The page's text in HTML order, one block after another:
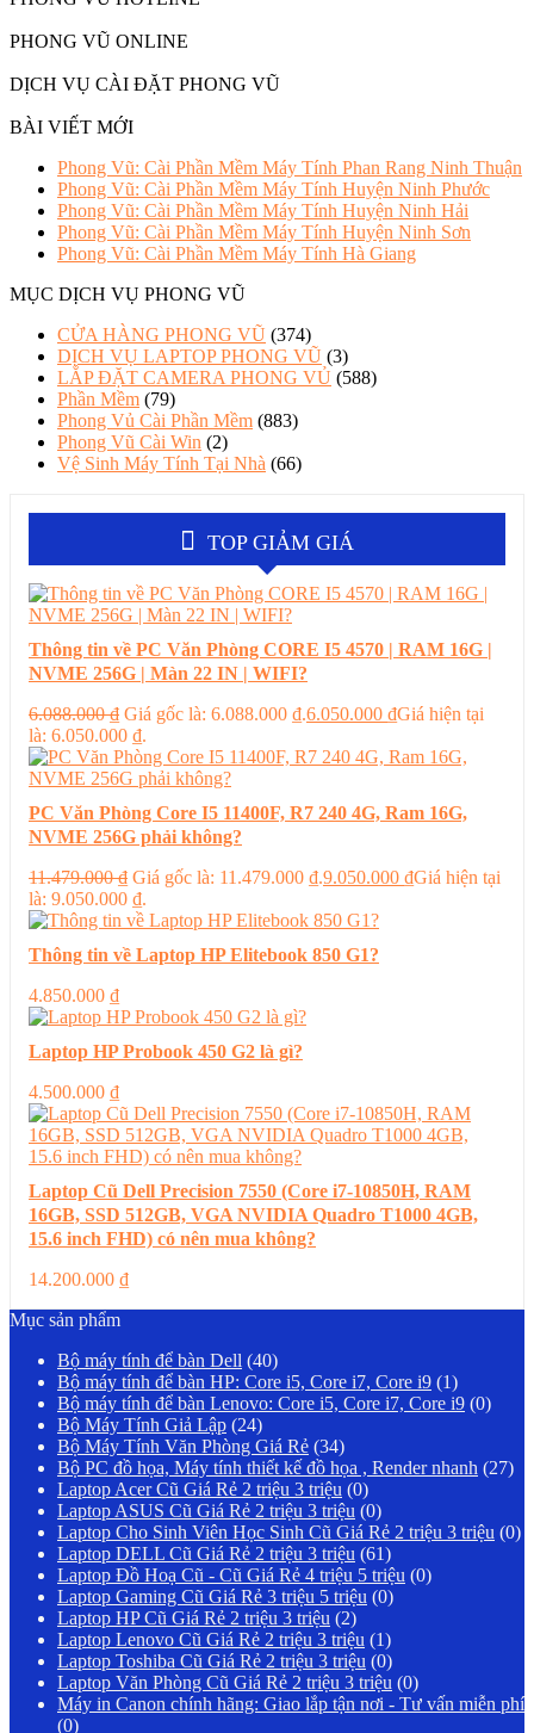
PHONG VŨ ONLINE
DỊCH VỤ CÀI ĐẶT PHONG VŨ
BÀI VIẾT MỚI
Phong Vũ: Cài Phần Mềm Máy Tính Phan Rang Ninh Thuận
Phong Vũ: Cài Phần Mềm Máy Tính Huyện Ninh Phước
Phong Vũ: Cài Phần Mềm Máy Tính Huyện Ninh Hải
Phong Vũ: Cài Phần Mềm Máy Tính Huyện Ninh Sơn
Phong Vũ: Cài Phần Mềm Máy Tính Hà Giang
MỤC DỊCH VỤ PHONG VŨ
CỬA HÀNG PHONG VŨ (374)
DỊCH VỤ LAPTOP PHONG VŨ (3)
LẮP ĐẶT CAMERA PHONG VỦ (588)
Phần Mềm (79)
Phong Vủ Cài Phần Mềm (883)
Phong Vũ Cài Win (2)
Vệ Sinh Máy Tính Tại Nhà (66)
TOP GIẢM GIÁ
Thông tin về PC Văn Phòng CORE I5 4570 | RAM 16G |
NVME 256G | Màn 22 IN | WIFI?
6.088.000₫ Giá gốc là: 6.088.000 ₫.6.050.000 ₫Giá hiện tại
là: 6.050.000 ₫.
PC Văn Phòng Core I5 11400F, R7 240 4G, Ram 16G,
NVME 256G phải không?
11.479.000₫ Giá gốc là: 11.479.000 ₫.9.050.000 ₫Giá hiện tại
là: 9.050.000 ₫.
Thông tin về Laptop HP Elitebook 850 G1?
4.850.000 ₫
Laptop HP Probook 450 G2 là gì?
4.500.000 ₫
Laptop Cũ Dell Precision 7550 (Core i7-10850H, RAM
16GB, SSD 512GB, VGA NVIDIA Quadro T1000 4GB,
15.6 inch FHD) có nên mua không?
14.200.000 ₫
Mục sản phẩm
Bộ máy tính để bàn Dell (40)
Bộ máy tính để bàn HP: Core i5, Core i7, Core i9 (1)
Bộ máy tính để bàn Lenovo: Core i5, Core i7, Core i9 (0)
Bộ Máy Tính Giả Lập (24)
Bộ Máy Tính Văn Phòng Giá Rẻ (34)
Bộ PC đồ họa, Máy tính thiết kế đồ họa , Render nhanh (27)
Laptop Acer Cũ Giá Rẻ 2 triệu 3 triệu (0)
Laptop ASUS Cũ Giá Rẻ 2 triệu 3 triệu (0)
Laptop Cho Sinh Viên Học Sinh Cũ Giá Rẻ 2 triệu 3 triệu (0)
Laptop DELL Cũ Giá Rẻ 2 triệu 3 triệu (61)
Laptop Đồ Hoạ Cũ - Cũ Giá Rẻ 4 triệu 5 triệu (0)
Laptop Gaming Cũ Giá Rẻ 3 triệu 5 triệu (0)
Laptop HP Cũ Giá Rẻ 2 triệu 3 triệu (2)
Laptop Lenovo Cũ Giá Rẻ 2 triệu 3 triệu (1)
Laptop Toshiba Cũ Giá Rẻ 2 triệu 3 triệu (0)
Laptop Văn Phòng Cũ Giá Rẻ 2 triệu 3 triệu (0)
Máy in Canon chính hãng: Giao lắp tận nơi - Tư vấn miễn phí
(0)